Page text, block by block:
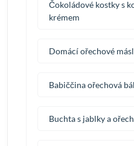
Čokoládové kostky s
krémem
Domácí ořechové
Babiččina ořechová
Buchta s jablky a